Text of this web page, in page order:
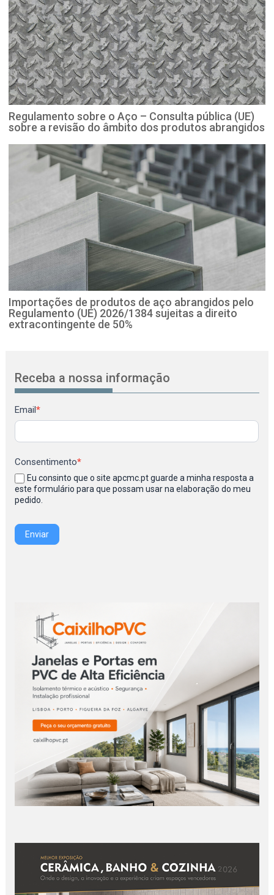
Regulamento sobre o Aço – Consulta pública (UE)
sobre a revisão do âmbito dos produtos abrangidos
Importações de produtos de aço abrangidos pelo
Regulamento (UE) 2026/1384 sujeitas a direito
extracontingente de 50%
Receba a nossa informação
Newsletter
Email*
Consentimento*
Eu consinto que o site apcmc.pt guarde a minha resposta a
este formulário para que possam usar na elaboração do meu
pedido.
Enviar